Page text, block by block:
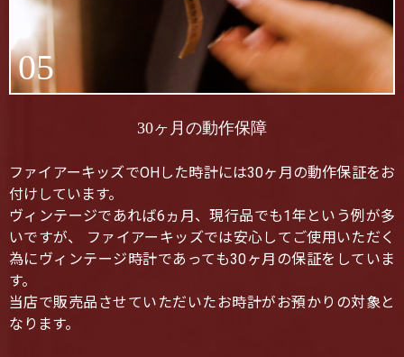
05
30ヶ月の動作保障
ファイアーキッズでOHした時計には30ヶ月の動作保証をお
付けしています。
ヴィンテージであれば6ヵ月、現行品でも1年という例が多
いですが、 ファイアーキッズでは安心してご使用いただく
為にヴィンテージ時計であっても30ヶ月の保証をしていま
す。
当店で販売品させていただいたお時計がお預かりの対象と
なります。